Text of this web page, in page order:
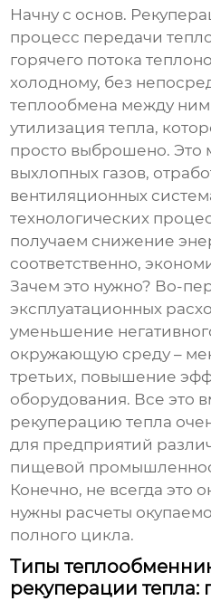
Начну с основ.
процесс передачи
горячего потока
холодному, без
теплообмена между
утилизация тепла,
просто выброшено. Это
выхлопных газов,
вентиляционных
технологических
получаем снижение
соответственно,
Зачем это нужно? Во-
эксплуатационных
уменьшение
окружающую среду –
третьих, повышение
оборудования. Все это
рекуперацию тепла
для предприятий
пищевой
Конечно, не всегда это
нужны расчеты
полного цикла.
Типы
рекуперации